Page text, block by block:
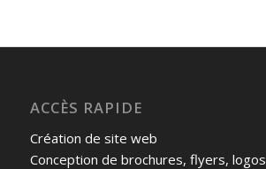
ACCÈS RAPIDE
Création de site web
Conception de brochures, flyers, logos